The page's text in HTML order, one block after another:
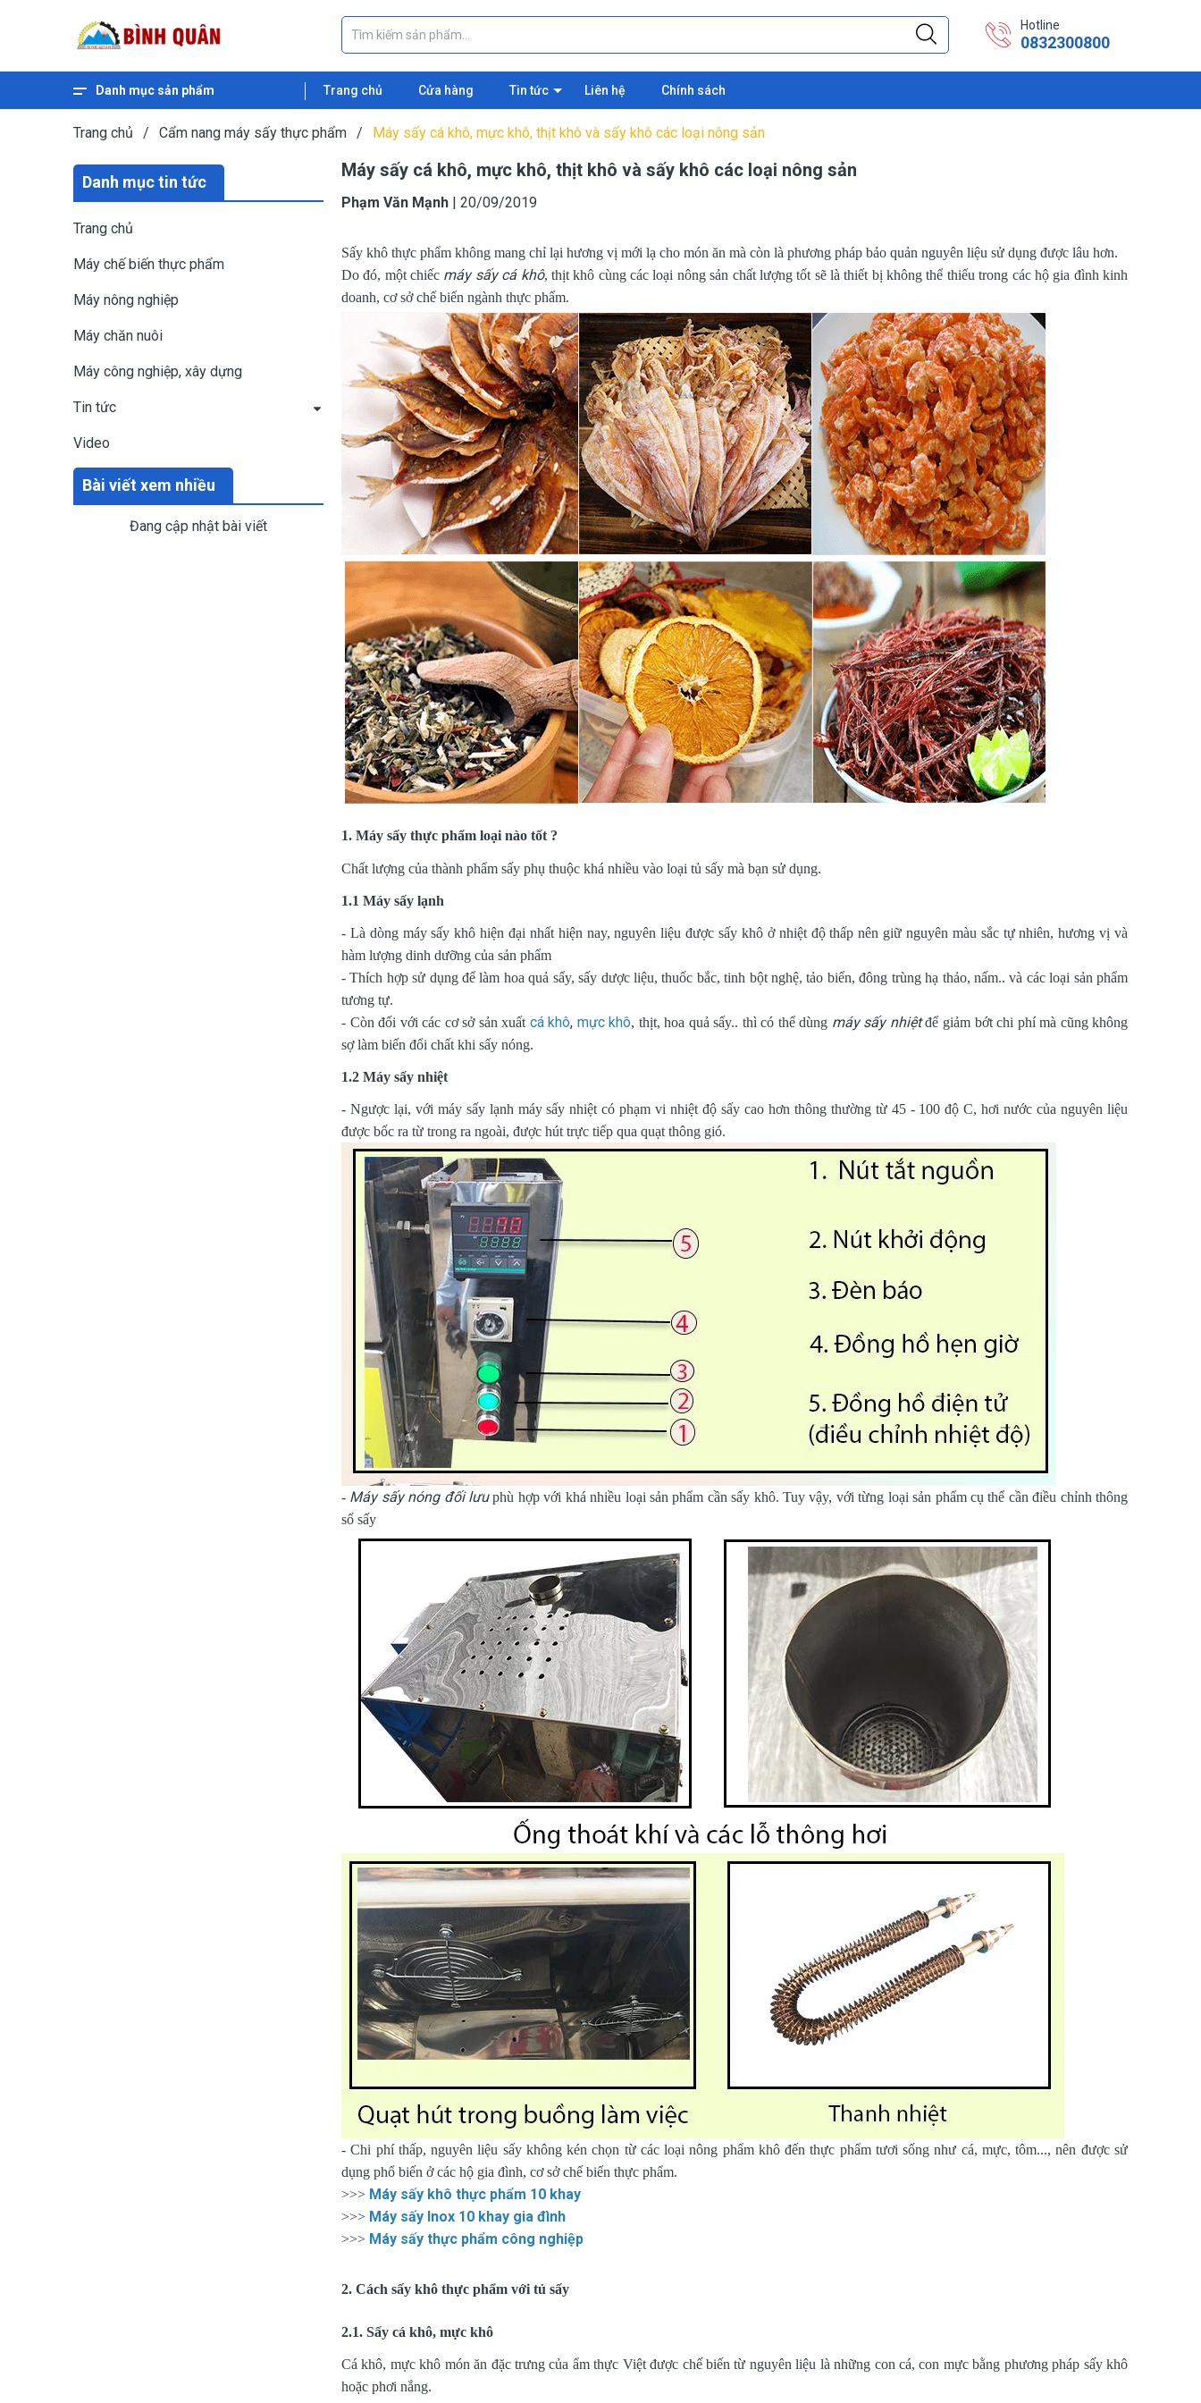
Hotline
0832300800
Danh mục sản phẩm Trang chủ Cửa hàng Tin tức Liên hệ Chính sách
Trang chủ / Cẩm nang máy sấy thực phẩm / Máy sấy cá khô, mực khô, thịt khô và sấy khô các loại nông sản
Danh mục tin tức
Trang chủ
Máy chế biến thực phẩm
Máy nông nghiệp
Máy chăn nuôi
Máy công nghiệp, xây dựng
Tin tức
Video
Bài viết xem nhiều
Đang cập nhật bài viết
Máy sấy cá khô, mực khô, thịt khô và sấy khô các loại nông sản
Phạm Văn Mạnh | 20/09/2019
Sấy khô thực phẩm không mang chỉ lại hương vị mới lạ cho món ăn mà còn là phương pháp bảo quản nguyên liệu sử dụng được lâu hơn.
Do đó, một chiếc máy sấy cá khô, thịt khô cùng các loại nông sản chất lượng tốt sẽ là thiết bị không thể thiếu trong các hộ gia đình kinh
doanh, cơ sở chế biến ngành thực phẩm.
1. Máy sấy thực phẩm loại nào tốt ?
Chất lượng của thành phẩm sấy phụ thuộc khá nhiều vào loại tủ sấy mà bạn sử dụng.
1.1 Máy sấy lạnh
- Là dòng máy sấy khô hiện đại nhất hiện nay, nguyên liệu được sấy khô ở nhiệt độ thấp nên giữ nguyên màu sắc tự nhiên, hương vị và
hàm lượng dinh dưỡng của sản phẩm
- Thích hợp sử dụng để làm hoa quả sấy, sấy dược liệu, thuốc bắc, tinh bột nghệ, tảo biển, đông trùng hạ thảo, nấm.. và các loại sản phẩm
tương tự.
- Còn đối với các cơ sở sản xuất cá khô, mực khô, thịt, hoa quả sấy.. thì có thể dùng máy sấy nhiệtđể giảm bớt chi phí mà cũng không
sợ làm biến đổi chất khi sấy nóng.
1.2 Máy sấy nhiệt
- Ngược lại, với máy sấy lạnh máy sấy nhiệt có phạm vi nhiệt độ sấy cao hơn thông thường từ 45 - 100 độ C, hơi nước của nguyên liệu
được bốc ra từ trong ra ngoài, được hút trực tiếp qua quạt thông gió.
- Máy sấy nóng đối lưuphù hợp với khá nhiều loại sản phẩm cần sấy khô. Tuy vậy, với từng loại sản phẩm cụ thể cần điều chỉnh thông
số sấy
- Chi phí thấp, nguyên liệu sấy không kén chọn từ các loại nông phẩm khô đến thực phẩm tươi sống như cá, mực, tôm..., nên được sử
dụng phổ biến ở các hộ gia đình, cơ sở chế biến thực phẩm.
>>> Máy sấy khô thực phẩm 10 khay
>>> Máy sấy Inox 10 khay gia đình
>>> Máy sấy thực phẩm công nghiệp
2. Cách sấy khô thực phẩm với tủ sấy
2.1. Sấy cá khô, mực khô
Cá khô, mực khô món ăn đặc trưng của ẩm thực Việt được chế biến từ nguyên liệu là những con cá, con mực bằng phương pháp sấy khô
hoặc phơi nắng.